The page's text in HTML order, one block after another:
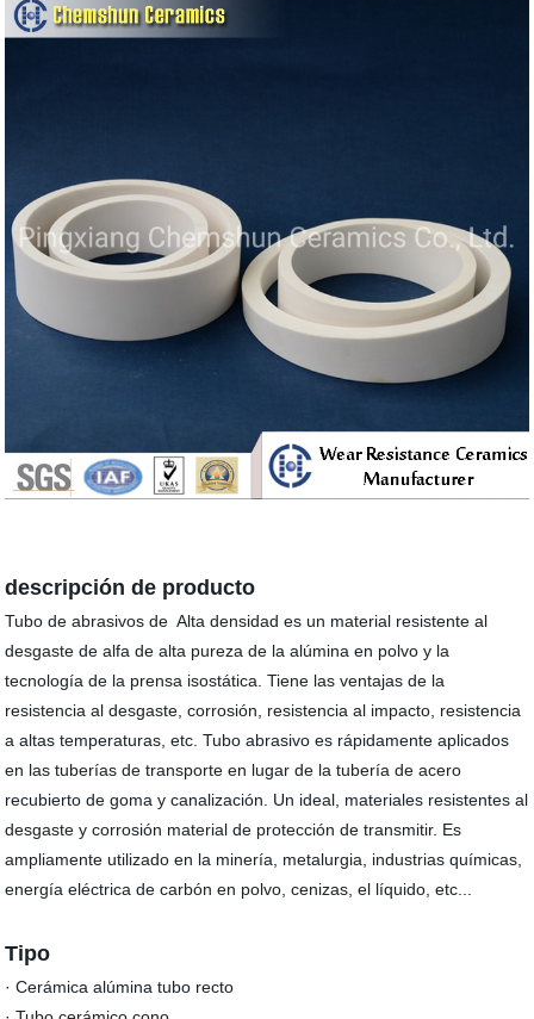
descripción de producto
Tubo de abrasivos de Alta densidad es un material resistente al
desgaste de alfa de alta pureza de la alúmina en polvo y la
tecnología de la prensa isostática. Tiene las ventajas de la
resistencia al desgaste, corrosión, resistencia al impacto, resistencia
a altas temperaturas, etc. Tubo abrasivo es rápidamente aplicados
en las tuberías de transporte en lugar de la tubería de acero
recubierto de goma y canalización. Un ideal, materiales resistentes al
desgaste y corrosión material de protección de transmitir. Es
ampliamente utilizado en la minería, metalurgia, industrias químicas,
energía eléctrica de carbón en polvo, cenizas, el líquido, etc...
Tipo
· Cerámica alúmina tubo recto